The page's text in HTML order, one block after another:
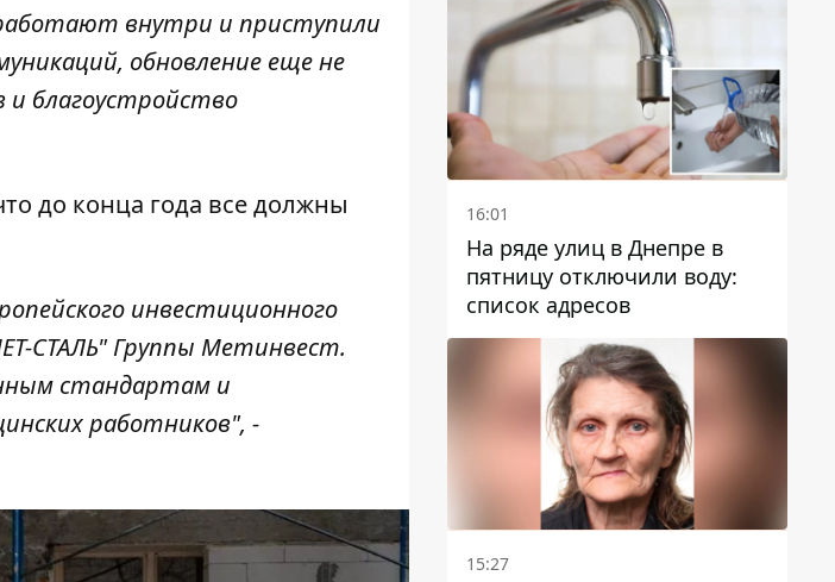
внутри и приступили
обновление еще не
благоустройство
до конца года все должны
инвестиционного
СТАЛЬ" Группы Метинвест.
стандартам и
работников", -
16:01
На ряде улиц в Днепре в
пятницу отключили воду:
список адресов
15:27